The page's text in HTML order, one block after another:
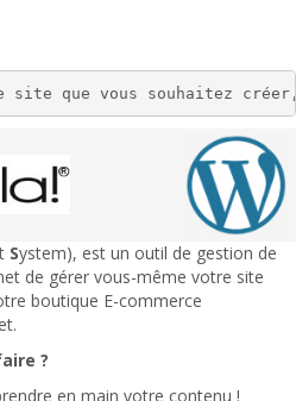
site que vous souhaitez
System), est un outil de gestion de
de gérer vous-même votre site
boutique E-commerce
?
en main votre contenu !